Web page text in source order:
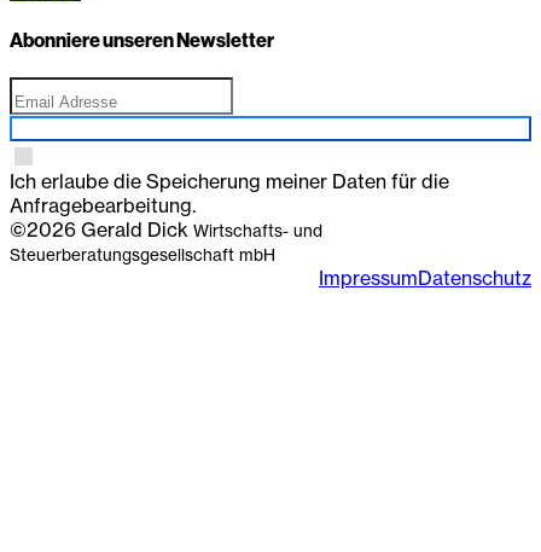
Abonniere unseren Newsletter
Ich erlaube die Speicherung meiner Daten für die
Anfragebearbeitung.
©2026 Gerald Dick Wirtschafts- und
Steuerberatungsgesellschaft mbH
ImpressumDatenschutz